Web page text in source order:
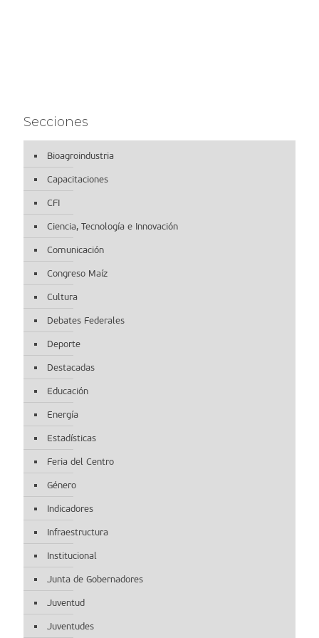
Secciones
Bioagroindustria
Capacitaciones
CFI
Ciencia, Tecnología e Innovación
Comunicación
Congreso Maíz
Cultura
Debates Federales
Deporte
Destacadas
Educación
Energía
Estadísticas
Feria del Centro
Género
Indicadores
Infraestructura
Institucional
Junta de Gobernadores
Juventud
Juventudes